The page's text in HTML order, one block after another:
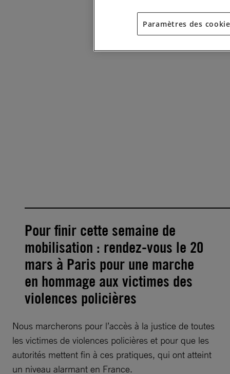
Pour finir cette semaine de
mobilisation : rendez-vous le 20
mars à Paris pour une marche
en hommage aux victimes des
violences policières
Nous marcherons pour l’accès à la justice de toutes
les victimes de violences policières et pour que les
autorités mettent fin à ces pratiques, qui ont atteint
un niveau alarmant en France.
Paramètres des